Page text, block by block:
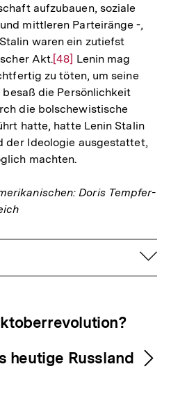
aufzubauen, soziale
mittleren Parteiränge -,
waren ein zutiefst
Akt.Zur
Auflösung
der
Fußnote
[48] Lenin mag
zu töten, um seine
die Persönlichkeit
die bolschewistische
hatte, hatte Lenin Stalin
der Ideologie ausgestattet,
machten.
Doris Tempfer-
heutige Russland